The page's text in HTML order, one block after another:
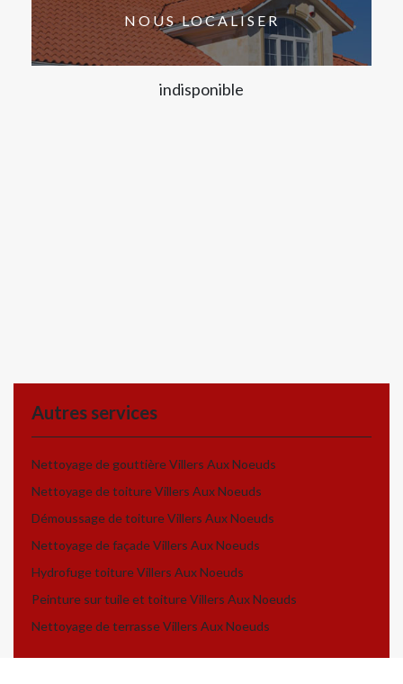
NOUS LOCALISER
indisponible
Autres services
Nettoyage de gouttière Villers Aux Noeuds
Nettoyage de toiture Villers Aux Noeuds
Démoussage de toiture Villers Aux Noeuds
Nettoyage de façade Villers Aux Noeuds
Hydrofuge toiture Villers Aux Noeuds
Peinture sur tuile et toiture Villers Aux Noeuds
Nettoyage de terrasse Villers Aux Noeuds